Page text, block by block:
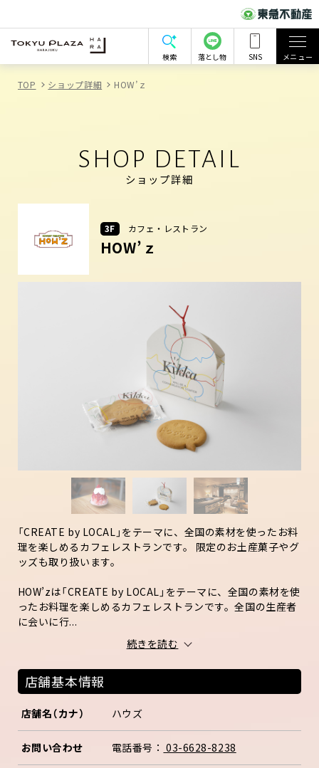
検索 落とし物 SNS メニュー
TOP ショップ詳細 HOW’ｚ
SHOP DETAIL
ショップ詳細
3F カフェ・レストラン
HOW’ｚ
「CREATE by LOCAL」をテーマに、全国の素材を使ったお料
理を楽しめるカフェレストランです。 限定のお土産菓子やグ
ッズも取り扱います。
HOW’zは「CREATE by LOCAL」をテーマに、全国の素材を使
ったお料理を楽しめるカフェレストランです。全国の生産者
に会いに行...
続きを読む
店舗基本情報
店舗名（カナ） ハウズ
お問い合わせ 電話番号： 03-6628-8238